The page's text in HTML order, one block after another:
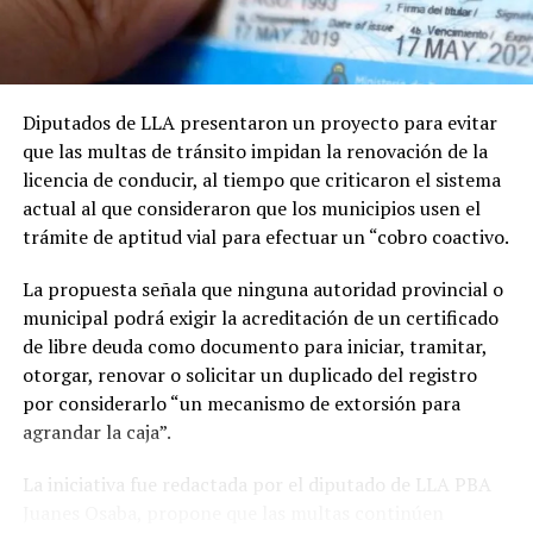
Frente a esta combinación de agua y ráfagas, las
autoridades aconsejan evitar la circulación innecesaria
en la vía pública, retirar objetos que puedan ser
alejados de arbolados y postes de cableado eléctrico.
El resto del territorio bonaerense, además de
prácticamente todo el centro y el norte del país,
permanecen bajo una alerta amarilla por vientos
Tras el paso de este temporal, de cara al fin de semana,
se dará un fuerte descenso de las temperaturas, que
volverán a mínimas cercanas a los 5 grados y máximas
no mucho más elevadas que los 10 grados en territorio
de trabajo conjunto entre el Ministerio de Desarrollo
Agrario, el Ministerio de Salud, los 135 municipios y los
sectores productores.
En ese sentido, Miranda sostuvo que: "Los números del
propio Ministerio de Salud demuestran un franco
aumento de la enfermedad. Buscamos datos concretos
para colaborar desde la Legislatura en la prevención y
control del avance de la triquinosis, protegiendo la
Diputados de LLA presentaron un proyecto para evitar
que las multas de tránsito impidan la renovación de la
licencia de conducir, al tiempo que criticaron el sistema
actual al que consideraron que los municipios usen el
trámite de aptitud vial para efectuar un “cobro coactivo.
La propuesta señala que ninguna autoridad provincial o
municipal podrá exigir la acreditación de un certificado
de libre deuda como documento para iniciar, tramitar,
otorgar, renovar o solicitar un duplicado del registro
por considerarlo “un mecanismo de extorsión para
agrandar la caja”.
La iniciativa fue redactada por el diputado de LLA PBA